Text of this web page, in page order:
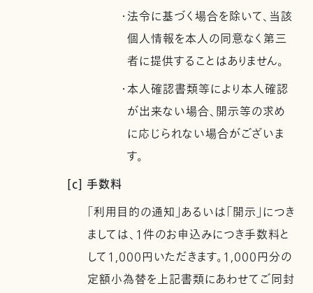
・法令に基づく場合を除いて、当該
個人情報を本人の同意なく第三
者に提供することはありません。
・本人確認書類等により本人確認
が出来ない場合、開示等の求め
に応じられない場合がございま
す。
[c] 手数料
「利用目的の通知」あるいは「開示」につき
ましては、1件のお申込みにつき手数料と
して1,000円いただきます。1,000円分の
定額小為替を上記書類にあわせてご同封